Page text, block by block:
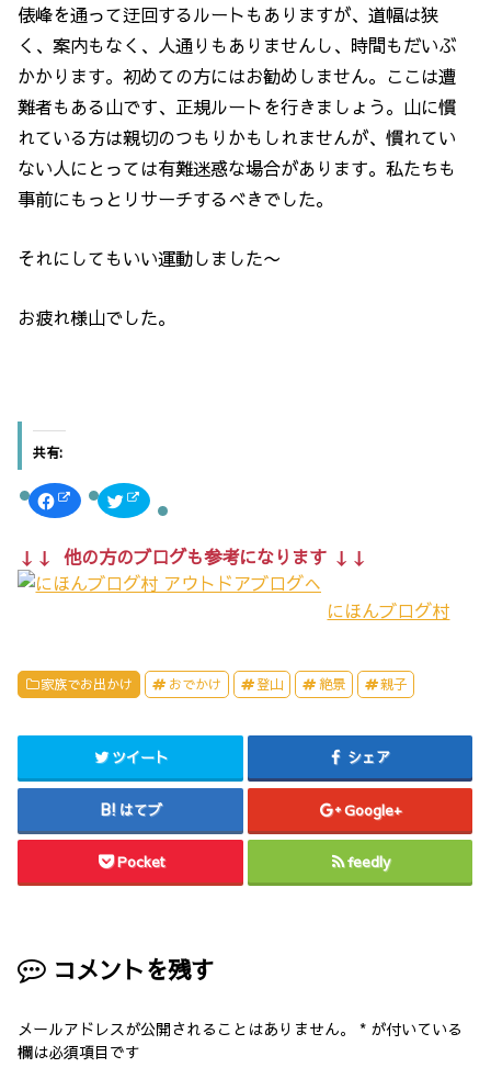
俵峰を通って迂回するルートもありますが、道幅は狭
く、案内もなく、人通りもありませんし、時間もだいぶ
かかります。初めての方にはお勧めしません。ここは遭
難者もある山です、正規ルートを行きましょう。山に慣
れている方は親切のつもりかもしれませんが、慣れてい
ない人にとっては有難迷惑な場合があります。私たちも
事前にもっとリサーチするべきでした。
それにしてもいい運動しました〜
お疲れ様山でした。
共有:
F
c
o
o
k
に
は
ク
ク
だ
新
ウ
ィ
開
き
ま
ク
ッ
し
て
T
w
で
共
有
し
い
ウ
ン
ド
ウ
開
ま
す
)
↓↓ 他の方のブログも参考になります ↓↓
にほんブログ村
家族でお出かけ おでかけ 登山 絶景 親子
ツイート シェア
はてブ Google+
Pocket feedly
コメントを残す
メールアドレスが公開されることはありません。 * が付いている
欄は必須項目です